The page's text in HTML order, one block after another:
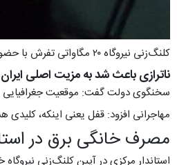
کلنگ‌زنی نیروگاه ۲۰ مگاواتی تفرش با حضور سخنگوی دولت چهاردهم
ناترازی باعث شد به مزیت اصلی
سخنگوی دولت گفت: موقعیت جغرافیایی
مهاجرانی افزود: قفل یعنی اینکه،
مصرف خانگی برق در استان
استاندار مرکزی در آیین کلنگ‌زنی نیروگاه خورشیدی در تفرش گفت: در استان مرکزی ۸۵ درصد برق